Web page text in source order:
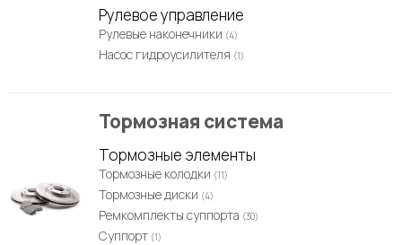
Рулевое управление
Рулевые наконечники (4)
Насос гидроусилителя (1)
Тормозная система
Тормозные элементы
Тормозные колодки (11)
Тормозные диски (4)
Ремкомплекты суппорта (30)
Суппорт (1)